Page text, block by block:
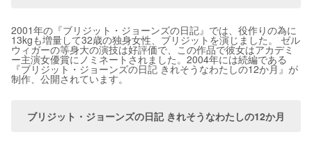
2001年の『ブリジット・ジョーンズの日記』では、役作りの為に
13kgも増量して32歳の独身女性、ブリジットを演じました。 ゼル
ウィガーの等身大の演技は好評価で、この作品で彼女はアカデミ
ー主演女優賞にノミネートされました。2004年には続編である
『ブリジット・ジョーンズの日記 きれそうなわたしの12か月』が
制作、公開されています。
ブリジット・ジョーンズの日記 きれそうなわたしの12か月